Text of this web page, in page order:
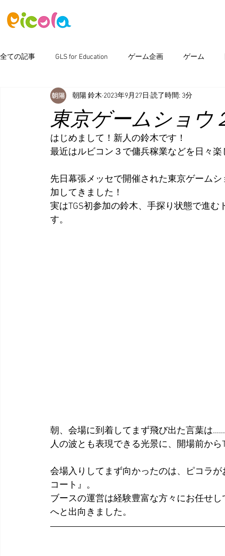
全ての記事 GLS for Education ゲーム企画 ゲーム
ピコラボ08號講座 Photoshop 新製品情報
東京ゲームショウ
朝陽 鈴木 2023年9月27日 読了時間: 3分
はじめまして！新人の鈴木です！
最近はルビコン３で傭兵稼業などを日々
先日幕張メッセで開催された東京ゲーム
加してきました！
実はTGS初参加の鈴木、手探り状態で進
す。
朝、会場に到着してまず飛び出た言葉は
人の波とも表現できる光景に、開場前か
会場入りしてまず向かったのは、ピコラ
コート』。
ブースの運営は経験豊富な方々にお任せ
へと出向きました。